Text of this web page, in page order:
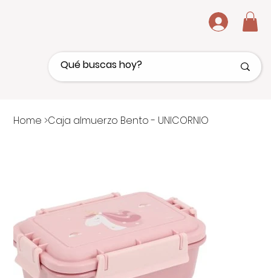
.
Home >Caja almuerzo Bento - UNICORNIO